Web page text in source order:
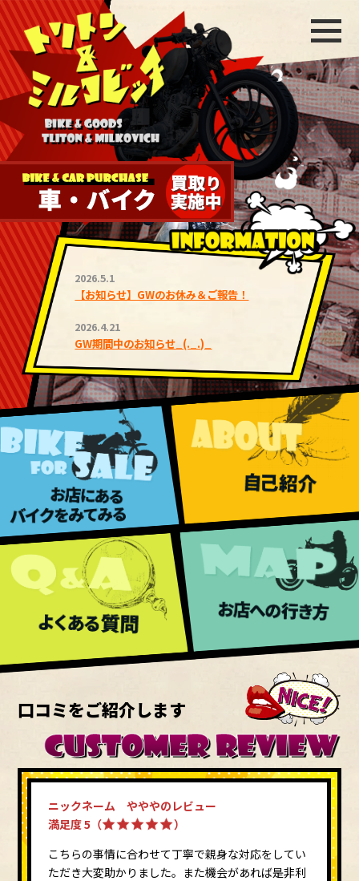
2026.5.1
【お知らせ】GWのお休み＆ご報告！
2026.4.21
GW期間中のお知らせ_(._.)_
口コミをご紹介します
ニックネーム やややのレビュー
満足度 5（
）
こちらの事情に合わせて丁寧で親身な対応をしてい
ただき大変助かりました。また機会があれば是非利